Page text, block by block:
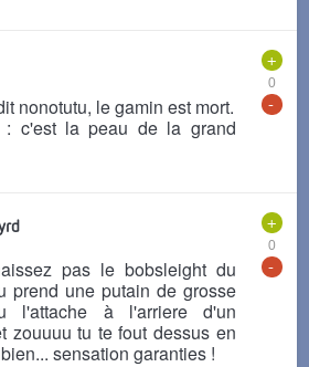
+
0
-
nonotutu, le gamin est mort.
: c'est la peau de la grand
+
0
-
pas le bobsleight du
prend une putain de grosse
l'attache à l'arriere d'un
zouuuu tu te fout dessus en
sensation garanties !